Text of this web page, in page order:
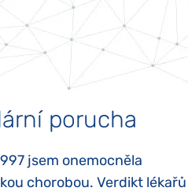
porucha
jsem onemocněla
chorobou. Verdikt lékařů